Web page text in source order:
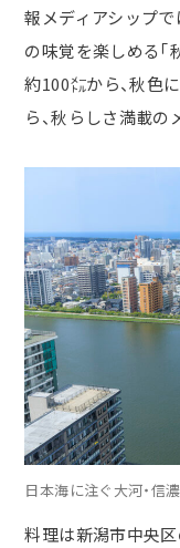
報メディアシップ
の味覚を楽しめる「
約100㍍から、秋色
ら、秋らしさ満載
日本海に注ぐ大河・信
料理は新潟市中央区